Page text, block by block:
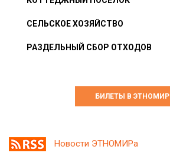
СЕЛЬСКОЕ ХОЗЯЙСТВО
РАЗДЕЛЬНЫЙ СБОР ОТХОДОВ
БИЛЕТЫ В ЭТНОМИР
Новости ЭТНОМИРа